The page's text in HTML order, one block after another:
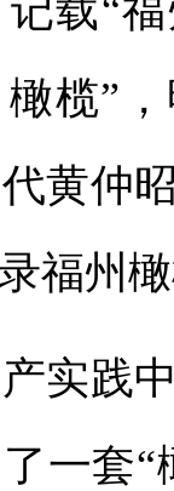
记载“
榄”
黄仲
福州
践中
一套